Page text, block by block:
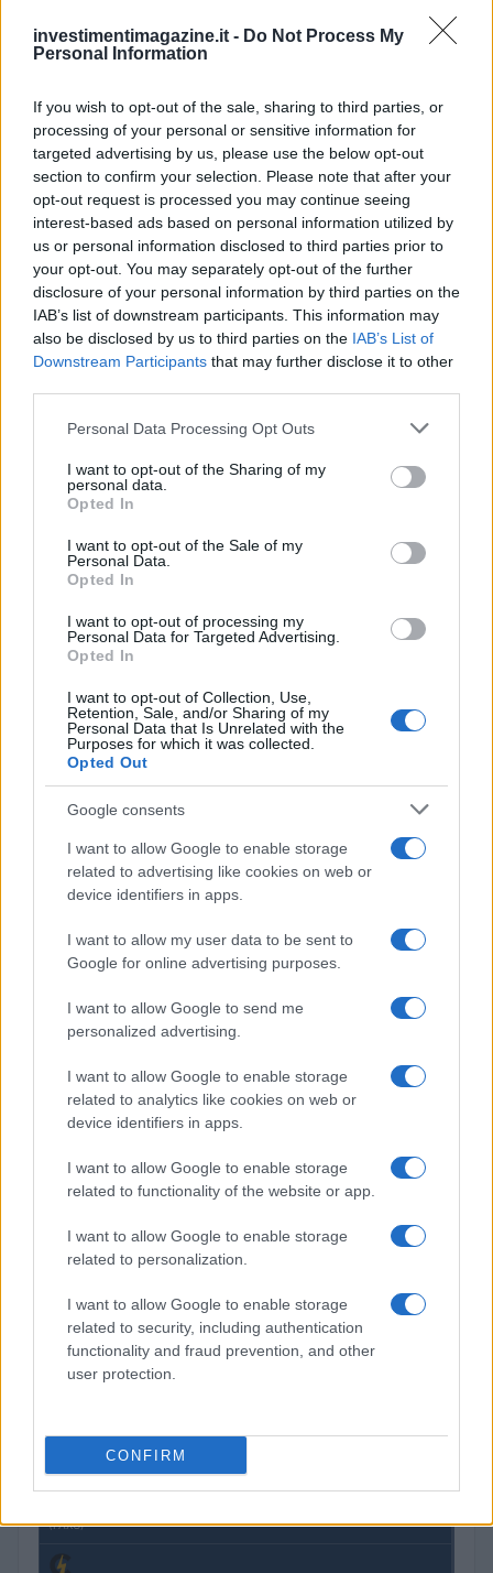
investimentimagazine.it - Do Not Process My
Personal Information
If you wish to opt-out of the sale, sharing to third parties, or
processing of your personal or sensitive information for
targeted advertising by us, please use the below opt-out
section to confirm your selection. Please note that after your
opt-out request is processed you may continue seeing
interest-based ads based on personal information utilized by
us or personal information disclosed to third parties prior to
your opt-out. You may separately opt-out of the further
disclosure of your personal information by third parties on the
IAB’s list of downstream participants. This information may
also be disclosed by us to third parties on the IAB’s List of
Downstream Participants that may further disclose it to other
Please note that this website/app uses one or more Google
not limited to your visit or usage behaviour. You may click to
grant or deny consent to Google and its third-party tags to
use your data for below specified purposes in below Google
consent section.
Personal Data Processing Opt Outs
I want to opt-out of the Sharing of my
personal data.
Opted In
I want to opt-out of the Sale of my
Personal Data.
Opted In
I want to opt-out of processing my
Personal Data for Targeted Advertising.
Opted In
I want to opt-out of Collection, Use,
Retention, Sale, and/or Sharing of my
Personal Data that Is Unrelated with the
Purposes for which it was collected.
Opted Out
Google consents
I want to allow Google to enable storage
related to advertising like cookies on web or
device identifiers in apps.
I want to allow my user data to be sent to
Google for online advertising purposes.
I want to allow Google to send me
personalized advertising.
I want to allow Google to enable storage
related to analytics like cookies on web or
device identifiers in apps.
I want to allow Google to enable storage
related to functionality of the website or app.
I want to allow Google to enable storage
related to personalization.
I want to allow Google to enable storage
related to security, including authentication
functionality and fraud prevention, and other
user protection.
CONFIRM
NEWS
Petrolio in calo, Brent a 88.9 USD dopo un ribasso del 8.3%
Andrea Innocenti · 7 Ago 2026
Petrolio in calo: Brent a 88.9 dollari, ribassi diffusi tra le
materie prime
Andrea Innocenti · 6 Ago 2026
Petrolio in calo: Brent a 91,82$, ribassi a due cifre per greggio
QUOTAZIONI CRYPTO
(PAXG)
$4,187.30